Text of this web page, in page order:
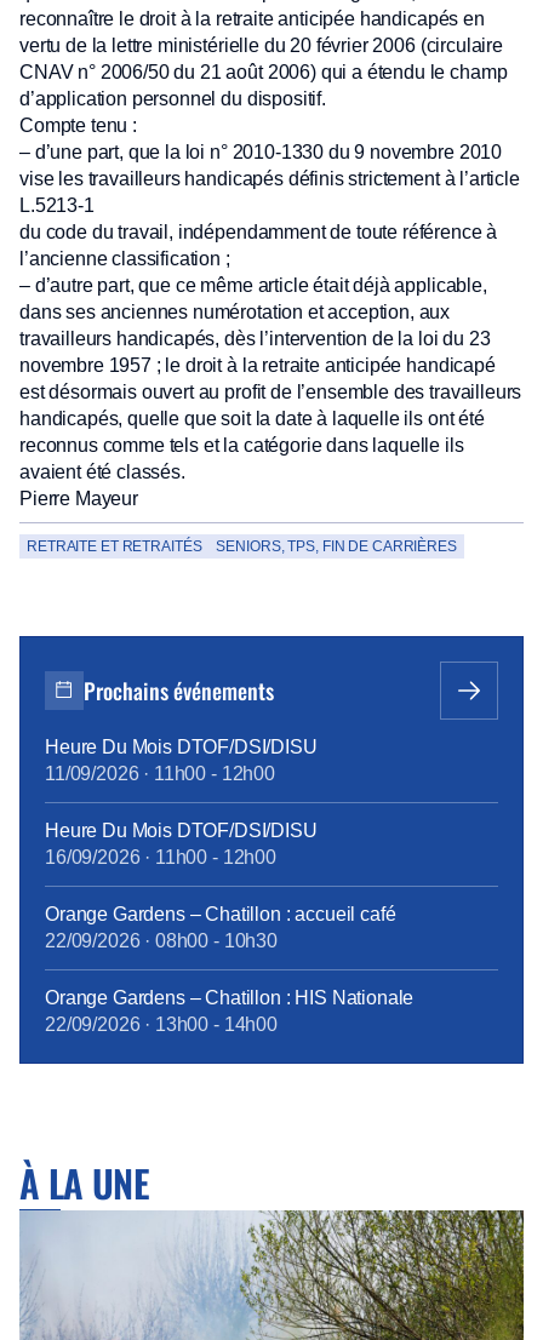
reconnaître le droit à la retraite anticipée handicapés en
vertu de la lettre ministérielle du 20 février 2006 (circulaire
CNAV n° 2006/50 du 21 août 2006) qui a étendu le champ
d’application personnel du dispositif.
Compte tenu :
– d’une part, que la loi n° 2010-1330 du 9 novembre 2010
vise les travailleurs handicapés définis strictement à l’article
L.5213-1
du code du travail, indépendamment de toute référence à
l’ancienne classification ;
– d’autre part, que ce même article était déjà applicable,
dans ses anciennes numérotation et acception, aux
travailleurs handicapés, dès l’intervention de la loi du 23
novembre 1957 ; le droit à la retraite anticipée handicapé
est désormais ouvert au profit de l’ensemble des travailleurs
handicapés, quelle que soit la date à laquelle ils ont été
reconnus comme tels et la catégorie dans laquelle ils
avaient été classés.
Pierre Mayeur
RETRAITE ET RETRAITÉS SENIORS, TPS, FIN DE CARRIÈRES
Prochains événements
Heure Du Mois DTOF/DSI/DISU
11/09/2026· 11h00 - 12h00
Heure Du Mois DTOF/DSI/DISU
16/09/2026· 11h00 - 12h00
Orange Gardens – Chatillon : accueil café
22/09/2026· 08h00 - 10h30
Orange Gardens – Chatillon : HIS Nationale
22/09/2026· 13h00 - 14h00
À LA UNE